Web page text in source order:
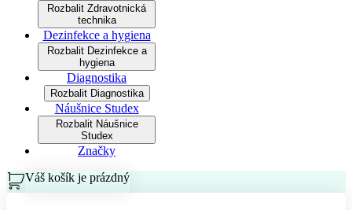
Rozbalit Zdravotnická
technika
Dezinfekce a hygiena
Rozbalit Dezinfekce a
hygiena
Diagnostika
Rozbalit Diagnostika
Náušnice Studex
Rozbalit Náušnice
Studex
Značky
Váš košík je prázdný